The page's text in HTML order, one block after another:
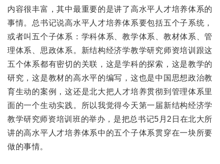
内容很丰富，其中最重要的是讲了高水平人才培养体系的
事情。总书记说高水平人才培养体系要包括五个子系统，
或者叫五个子体系：学科体系、教学体系、教材体系、管
理体系、思政体系。新结构经济学教学研究师资培训跟这
五个体系都有密切的关联，这是学科的探索，这是教学的
研究，这是教材的高水平的编写，这也是中国思想政治教
育生动的案例，这还是北大把人才培养贯彻到管理体系里
面的一个生动实践。所以我觉得今天第一届新结构经济学
教学研究师资培训班的举办，是把总书记5月2日在北大所
讲的高水平人才培养体系中的五个子体系贯穿在一块所要
做的事情。